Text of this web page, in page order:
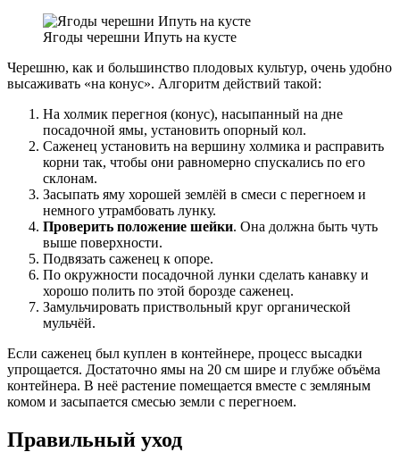
Ягоды черешни Ипуть на кусте
Черешню, как и большинство плодовых культур, очень удобно
высаживать «на конус». Алгоритм действий такой:
На холмик перегноя (конус), насыпанный на дне
посадочной ямы, установить опорный кол.
Саженец установить на вершину холмика и расправить
корни так, чтобы они равномерно спускались по его
склонам.
Засыпать яму хорошей землёй в смеси с перегноем и
немного утрамбовать лунку.
Проверить положение шейки. Она должна быть чуть
выше поверхности.
Подвязать саженец к опоре.
По окружности посадочной лунки сделать канавку и
хорошо полить по этой борозде саженец.
Замульчировать приствольный круг органической
мульчёй.
Если саженец был куплен в контейнере, процесс высадки
упрощается. Достаточно ямы на 20 см шире и глубже объёма
контейнера. В неё растение помещается вместе с земляным
комом и засыпается смесью земли с перегноем.
Правильный уход